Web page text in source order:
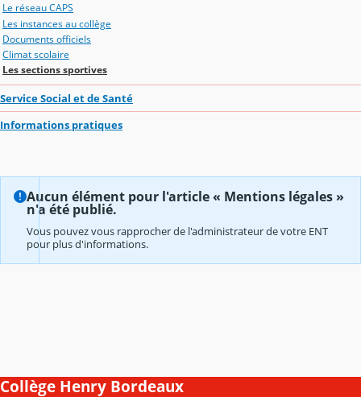
Le réseau CAPS
Les instances au collège
Documents officiels
Climat scolaire
Les sections sportives
Service Social et de Santé
Informations pratiques
Aucun élément pour l'article « Mentions légales »
n'a été publié.
Vous pouvez vous rapprocher de l'administrateur de votre ENT
pour plus d'informations.
Collège Henry Bordeaux